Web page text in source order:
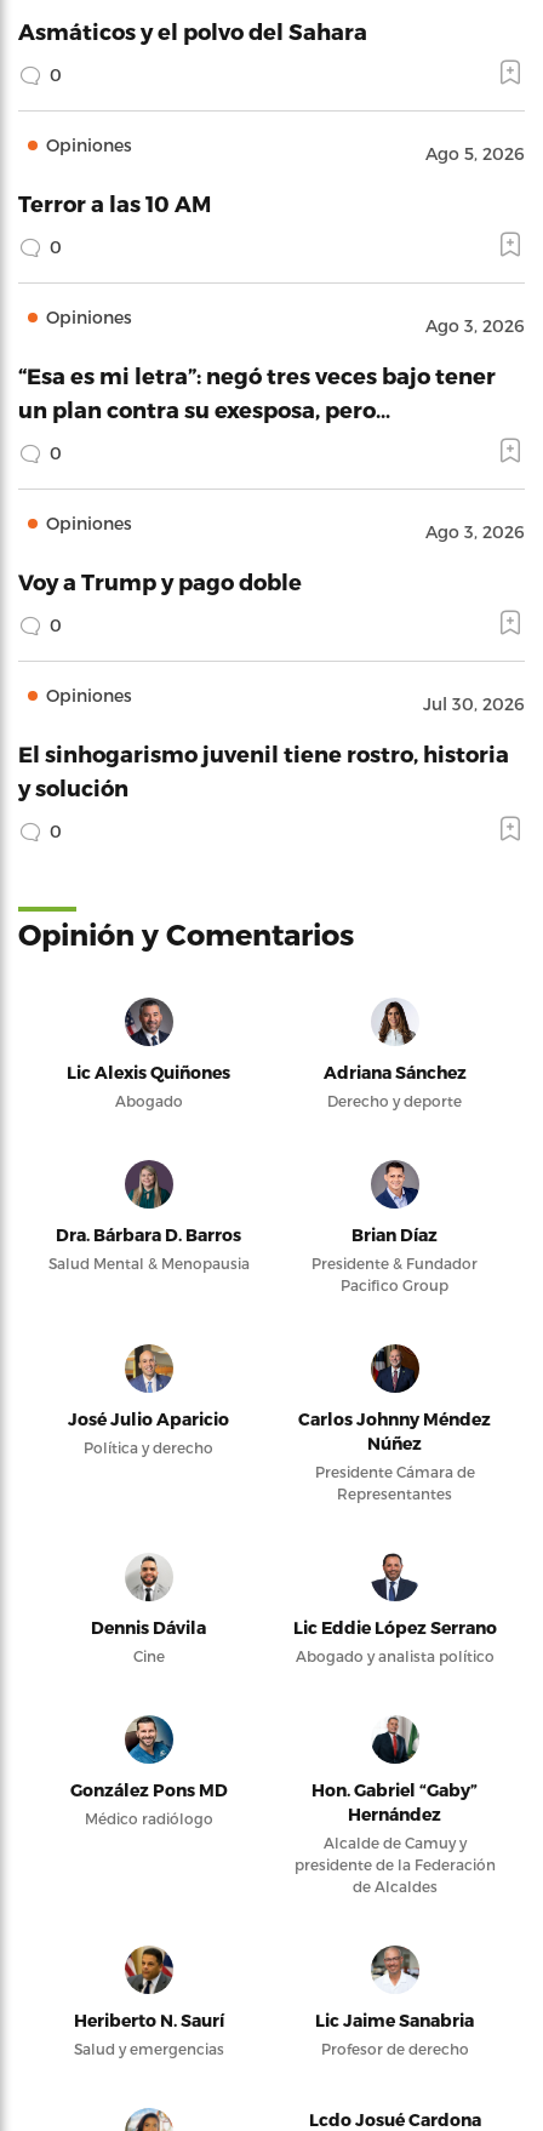
Asmáticos y el polvo del Sahara
0
Opiniones Ago 5, 2026
Terror a las 10 AM
0
Opiniones Ago 3, 2026
“Esa es mi letra”: negó tres veces bajo tener
un plan contra su exesposa, pero…
0
Opiniones Ago 3, 2026
Voy a Trump y pago doble
0
Opiniones Jul 30, 2026
El sinhogarismo juvenil tiene rostro, historia
y solución
0
Opinión y Comentarios
Lic Alexis Quiñones
Abogado
Adriana Sánchez
Derecho y deporte
Dra. Bárbara D. Barros
Salud Mental & Menopausia
Brian Díaz
Presidente & Fundador
Pacifico Group
José Julio Aparicio
Política y derecho
Carlos Johnny Méndez
Núñez
Presidente Cámara de
Representantes
Dennis Dávila
Cine
Lic Eddie López Serrano
Abogado y analista político
González Pons MD
Médico radiólogo
Hon. Gabriel “Gaby”
Hernández
Alcalde de Camuy y
presidente de la Federación
de Alcaldes
Heriberto N. Saurí
Salud y emergencias
Lic Jaime Sanabria
Profesor de derecho
Lcdo Josué Cardona